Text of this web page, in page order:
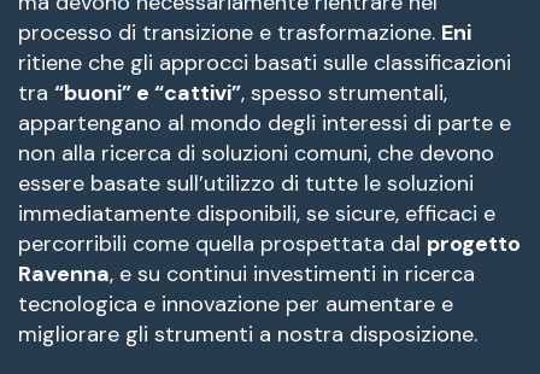
processo di transizione e trasformazione. Eni
ritiene che gli approcci basati sulle classificazioni
tra “buoni” e “cattivi”, spesso strumentali,
appartengano al mondo degli interessi di parte e
non alla ricerca di soluzioni comuni, che devono
essere basate sull’utilizzo di tutte le soluzioni
immediatamente disponibili, se sicure, efficaci e
percorribili come quella prospettata dal progetto
Ravenna, e su continui investimenti in ricerca
tecnologica e innovazione per aumentare e
migliorare gli strumenti a nostra disposizione.